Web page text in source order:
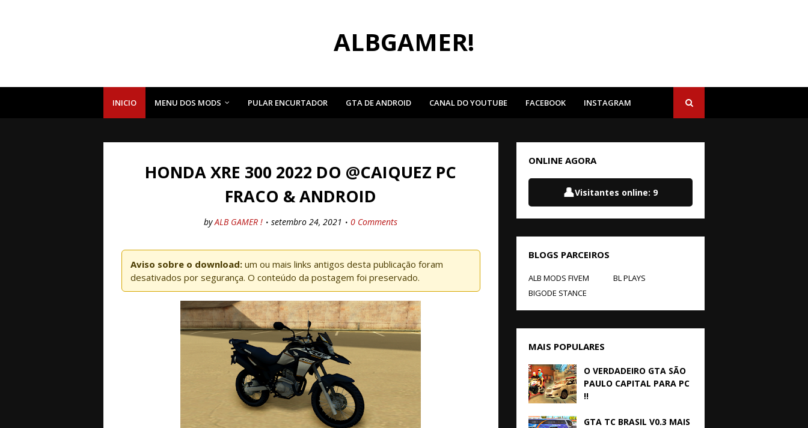
ALBGAMER!
INICIO MENU DOS MODS PULAR ENCURTADOR GTA DE ANDROID CANAL DO YOUTUBE FACEBOOK INSTAGRAM
HONDA XRE 300 2022 DO @CAIQUEZ PC
FRACO & ANDROID
by ALB GAMER ! setembro 24, 2021 0 Comments
Aviso sobre o download: um ou mais links antigos desta publicação foram
desativados por segurança. O conteúdo da postagem foi preservado.
ONLINE AGORA
👤Visitantes online: 9
BLOGS PARCEIROS
ALB MODS FIVEM
BL PLAYS
BIGODE STANCE
MAIS POPULARES
O VERDADEIRO GTA SÃO
PAULO CAPITAL PARA PC
!!
GTA TC BRASIL V0.3 MAIS